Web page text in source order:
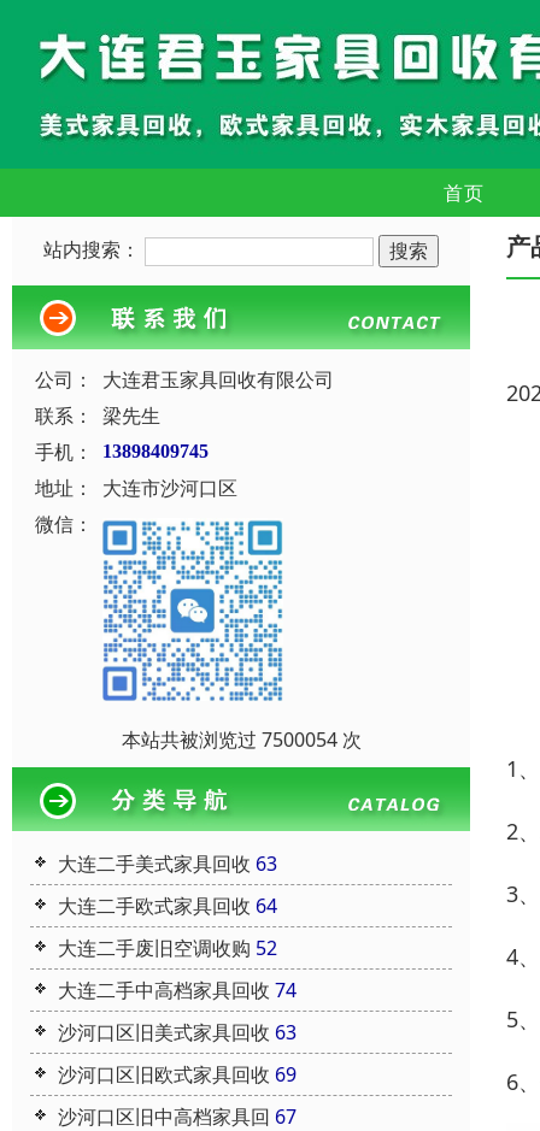
首页
站内搜索：
公司：
大连君玉家具回收有限公司
联系：
梁先生
手机：
13898409745
地址：
大连市沙河口区
微信：
本站共被浏览过 7500054 次
大连二手美式家具回收 63
大连二手欧式家具回收 64
大连二手废旧空调收购 52
大连二手中高档家具回收 74
沙河口区旧美式家具回收 63
沙河口区旧欧式家具回收 69
沙河口区旧中高档家具回 67
产
1
2
3
4
5
6